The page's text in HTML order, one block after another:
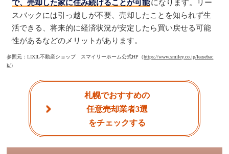
で、売却した家に住み続けることが可能になります。リー
スバックには引っ越しが不要、売却したことを知られず生
活できる、将来的に経済状況が安定したら買い戻せる可能
性があるなどのメリットがあります。
参照元：LIXIL不動産ショップ スマイリーホーム公式HP（https://www.smiley.co.jp/leasebac
k/）
札幌でおすすめの
任意売却業者3選
をチェックする